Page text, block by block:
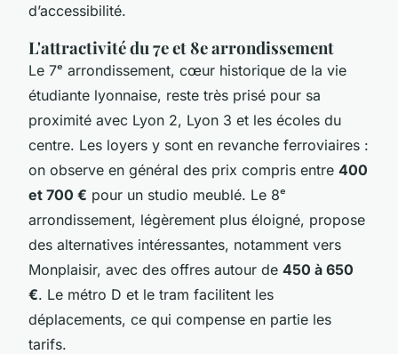
d’accessibilité.
L'attractivité du 7e et 8e arrondissement
Le 7ᵉ arrondissement, cœur historique de la vie
étudiante lyonnaise, reste très prisé pour sa
proximité avec Lyon 2, Lyon 3 et les écoles du
centre. Les loyers y sont en revanche ferroviaires :
on observe en général des prix compris entre 400
et 700 € pour un studio meublé. Le 8ᵉ
arrondissement, légèrement plus éloigné, propose
des alternatives intéressantes, notamment vers
Monplaisir, avec des offres autour de 450 à 650
€. Le métro D et le tram facilitent les
déplacements, ce qui compense en partie les
tarifs.